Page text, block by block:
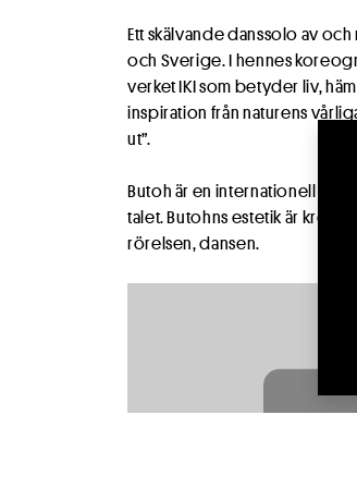
Ett skälvande danssolo av
och Sverige. I hennes
verket IKI som betyder liv,
inspiration från naturens
ut”.
Butoh är en internationell
talet. Butohns estetik är
rörelsen, dansen.